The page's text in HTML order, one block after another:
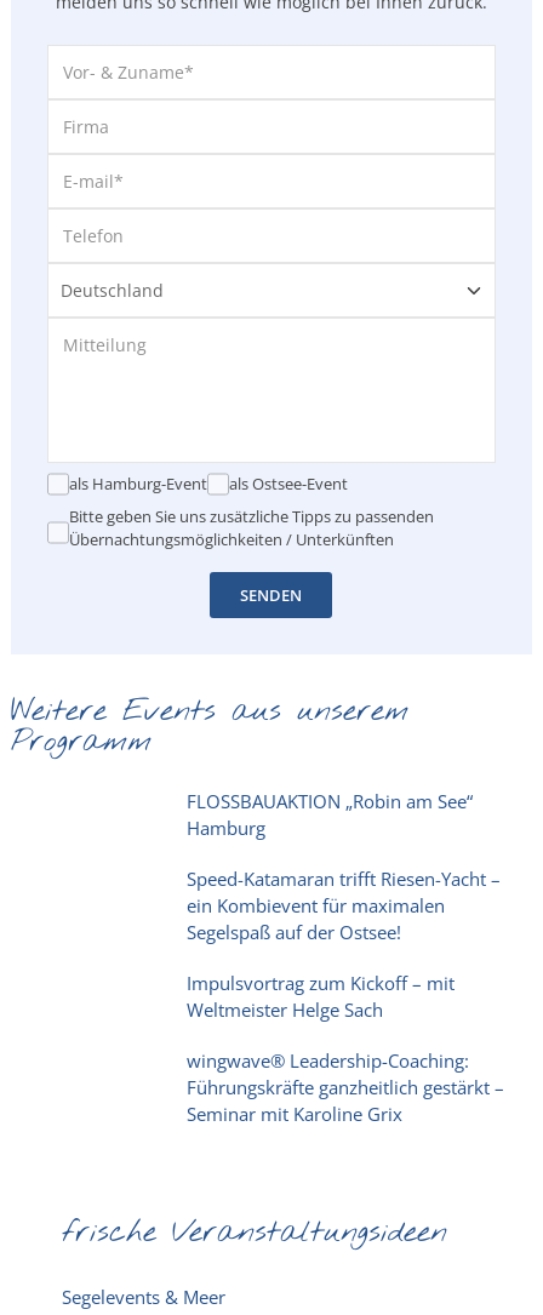
als Hamburg-Event
als Ostsee-Event
Bitte geben Sie uns zusätzliche Tipps zu passenden
Übernachtungsmöglichkeiten / Unterkünften
SENDEN
Weitere Events aus unserem
Programm
FLOSSBAUAKTION „Robin am See“
Hamburg
Speed-Katamaran trifft Riesen-Yacht –
ein Kombievent für maximalen
Segelspaß auf der Ostsee!
Impulsvortrag zum Kickoff – mit
Weltmeister Helge Sach
wingwave® Leadership-Coaching:
Führungskräfte ganzheitlich gestärkt –
Seminar mit Karoline Grix
frische Veranstaltungsideen
Segelevents & Meer